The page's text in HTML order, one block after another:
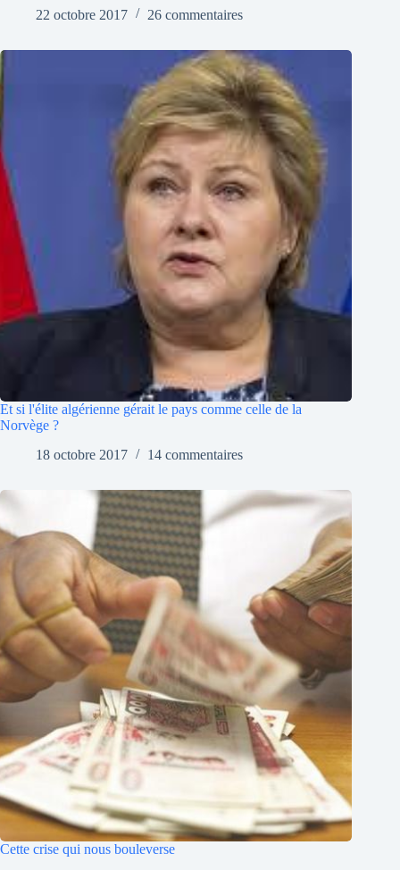
22 octobre 2017 26 commentaires
Et si l'élite algérienne gérait le pays comme celle de la
Norvège ?
18 octobre 2017
14 commentaires
Cette crise qui nous bouleverse